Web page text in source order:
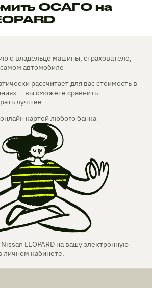
ОСАГО на
о владельце машины, страхователе,
автомобиле
рассчитает для вас стоимость в
— вы сможете сравнить
лучшее
картой любого банка
LEOPARD на вашу электронную
личном кабинете.